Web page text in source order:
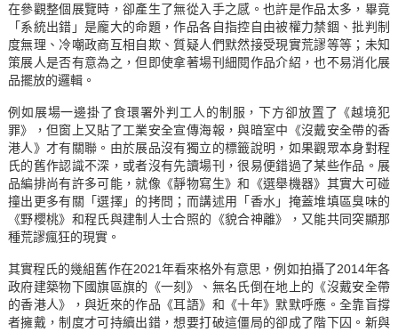
在參觀整個展覽時，卻產生了無從入手之感。也許是作品太多，畢竟
「系統出錯」是龐大的命題，作品各自指控自由被權力禁錮、批判制
度無理、冷嘲政商互相自欺、質疑人們默然接受現實荒謬等等；未知
策展人是否有意為之，但即使拿著場刊細閱作品介紹，也不易消化展
品擺放的邏輯。
例如展場一邊掛了食環署外判工人的制服，下方卻放置了《越境犯
罪》，但窗上又貼了工業安全宣傳海報，與暗室中《沒戴安全帶的香
港人》才有關聯。由於展品沒有獨立的標籤說明，如果觀眾本身對程
氏的舊作認識不深，或者沒有先讀場刊，很易便錯過了某些作品。展
品編排尚有許多可能，就像《靜物寫生》和《選舉機器》其實大可碰
撞出更多有關「選擇」的拷問；而講述用「香水」掩蓋堆填區臭味的
《野櫻桃》和程氏與建制人士合照的《貌合神離》，又能共同突顯那
種荒謬瘋狂的現實。
其實程氏的幾組舊作在2021年看來格外有意思，例如拍攝了2014年各
政府建築物下國旗區旗的《一刻》、無名氏倒在地上的《沒戴安全帶
的香港人》，與近來的作品《耳語》和《十年》默默呼應。全靠盲撐
者擁戴，制度才可持續出錯，想要打破這僵局的卻成了階下囚。新與